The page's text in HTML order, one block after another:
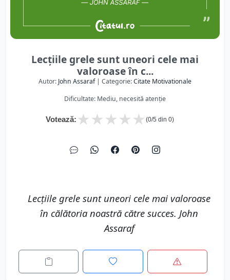
Lecțiile grele sunt uneori cele mai
valoroase în c...
Autor: John Assaraf| Categorie:Citate Motivationale
Dificultate: Mediu, necesită atenție
Votează: ★
★
★
★
★ (0/5 din 0)
Lecțiile grele sunt uneori cele mai valoroase
în călătoria noastră către succes. John
Assaraf